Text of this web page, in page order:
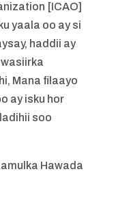
[ICAO]
yaala oo ay si
haddii ay
Mana filaayo
ay isku hor
soo
Hawada